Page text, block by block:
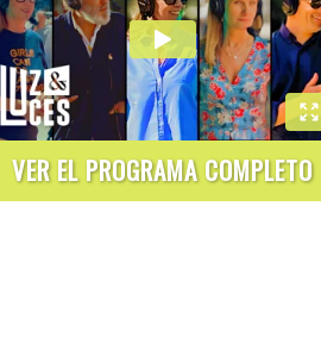
VER EL PROGRAMA COMPLETO